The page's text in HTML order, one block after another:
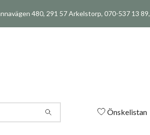
480, 291 57 Arkelstorp, 070-537 13 89,
Önskelistan